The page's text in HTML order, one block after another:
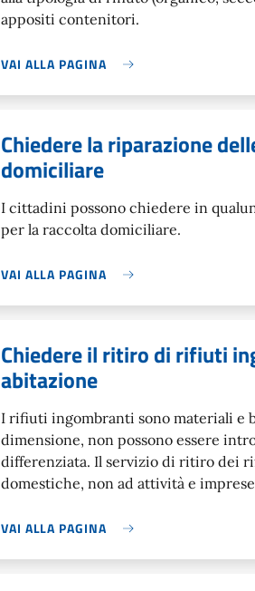
appositi contenitori.
VAI ALLA PAGINA
Chiedere la riparazione
domiciliare
I cittadini possono chiedere in
per la raccolta domiciliare.
VAI ALLA PAGINA
Chiedere il ritiro di rifiuti
abitazione
I rifiuti ingombranti sono materiali e
dimensione, non possono essere
differenziata. Il servizio di ritiro dei
domestiche, non ad attività e
VAI ALLA PAGINA